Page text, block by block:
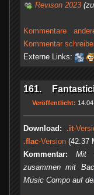
Revison 2023
Kommentare
Kommentar
Externe Links:
161.
Veröffentlicht:
Download: .it-
.flac-Version (42.37
Kommentar:
Mit
zusammen mit
Music Compo auf